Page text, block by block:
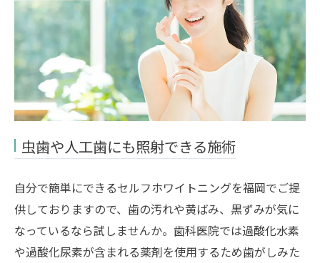
虫歯や人工歯にも照射できる施術
自分で簡単にできるセルフホワイトニングを福岡でご提
供しておりますので、歯の汚れや黄ばみ、黒ずみが気に
なっているなら試しませんか。歯科医院では過酸化水素
や過酸化尿素が含まれる薬剤を使用するため歯がしみた